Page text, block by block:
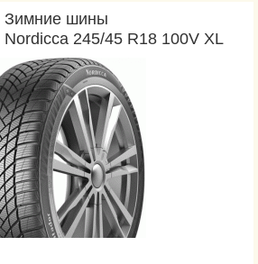
Зимние шины
245/45 R18 100V XL